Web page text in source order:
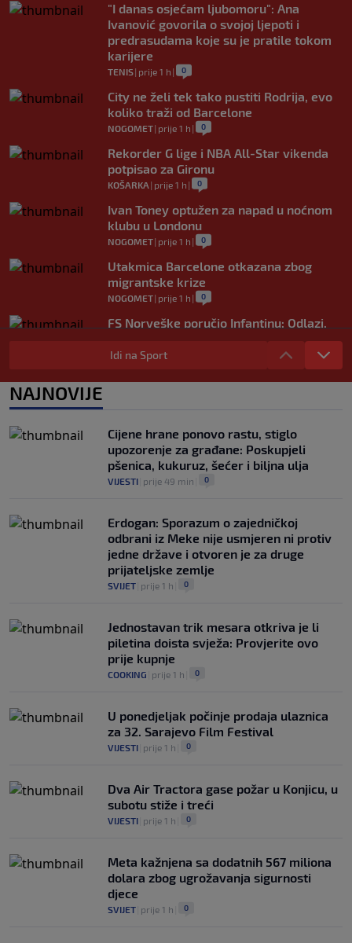
"I danas osjećam ljubomoru": Ana
Ivanović govorila o svojoj ljepoti i
predrasudama koje su je pratile tokom
karijere
TENIS| prije 1 h | 0
City ne želi tek tako pustiti Rodrija, evo
koliko traži od Barcelone
NOGOMET| prije 1 h | 0
Rekorder G lige i NBA All-Star vikenda
potpisao za Gironu
KOŠARKA | prije 1 h | 0
Ivan Toney optužen za napad u noćnom
klubu u Londonu
NOGOMET| prije 1 h | 0
Utakmica Barcelone otkazana zbog
migrantske krize
NOGOMET| prije 1 h | 0
FS Norveške poručio Infantinu: Odlazi,
NOGOMET|prije 2 h
Bila je sportska zvijezda, a onda otišla u
Idi na Sport
NAJNOVIJE
Cijene hrane ponovo rastu, stiglo
upozorenje za građane: Poskupjeli
pšenica, kukuruz, šećer i biljna ulja
VIJESTI prije 49 min 0
Erdogan: Sporazum o zajedničkoj
odbrani iz Meke nije usmjeren ni protiv
jedne države i otvoren je za druge
prijateljske zemlje
SVIJET prije 1 h 0
Jednostavan trik mesara otkriva je li
piletina doista svježa: Provjerite ovo
prije kupnje
COOKING prije 1 h 0
U ponedjeljak počinje prodaja ulaznica
za 32. Sarajevo Film Festival
VIJESTI prije 1 h 0
Dva Air Tractora gase požar u Konjicu, u
subotu stiže i treći
VIJESTI prije 1 h 0
Meta kažnjena sa dodatnih 567 miliona
dolara zbog ugrožavanja sigurnosti
djece
SVIJET prije 1 h 0